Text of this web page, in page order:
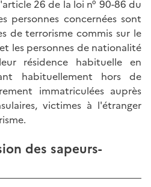
26 de la loi n° 90-86 du
personnes concernées sont
de terrorisme commis sur le
les personnes de nationalité
résidence habituelle en
habituellement hors de
immatriculées auprès
victimes à l'étranger
des sapeurs-